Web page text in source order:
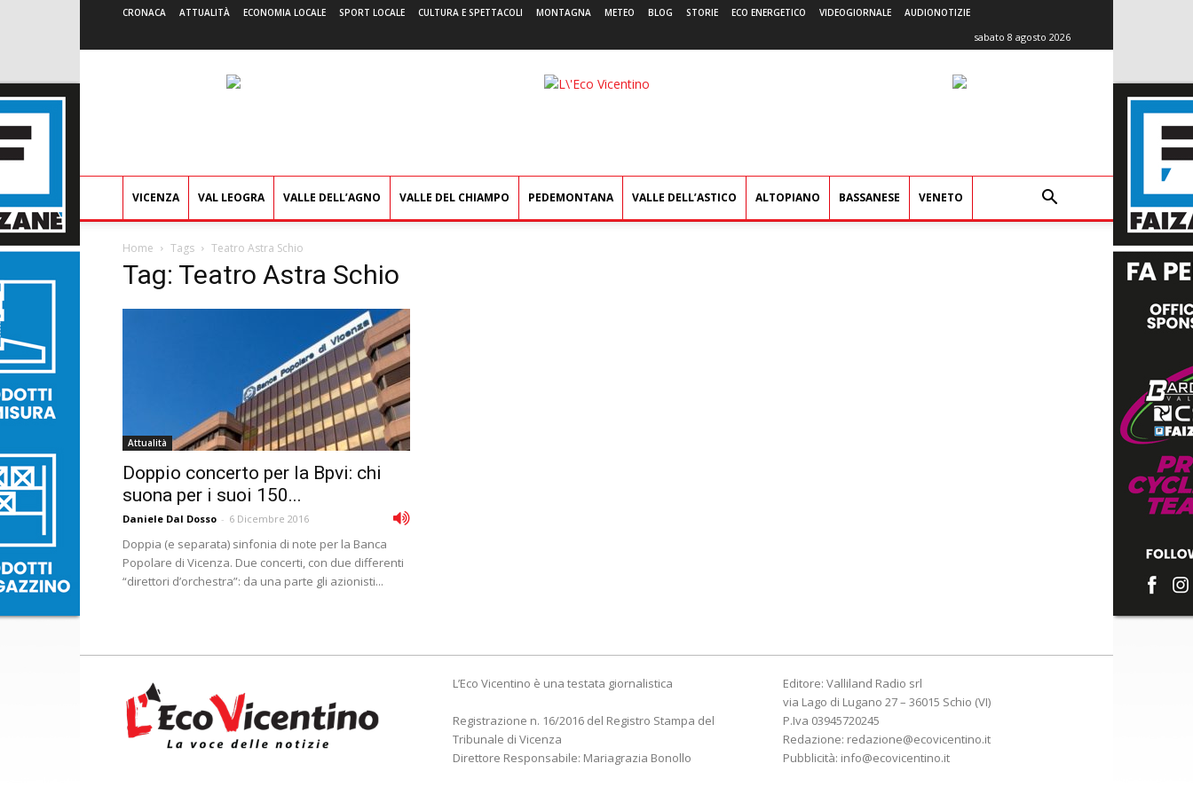
CRONACA ATTUALITÀ ECONOMIA LOCALE SPORT LOCALE CULTURA E SPETTACOLI MONTAGNA METEO BLOG STORIE ECO ENERGETICO VIDEOGIORNALE AUDIONOTIZIE
sabato 8 agosto 2026
L'Eco
VICENZA VAL LEOGRA VALLE DELL’AGNO VALLE DEL CHIAMPO PEDEMONTANA VALLE DELL’ASTICO ALTOPIANO BASSANESE VENETO
Home Tags Teatro Astra Schio
Tag: Teatro Astra Schio
Attualità
Doppio concerto per la Bpvi: chi
suona per i suoi 150...
Daniele Dal Dosso - 6 Dicembre 2016
Doppia (e separata) sinfonia di note per la Banca
Popolare di Vicenza. Due concerti, con due differenti
“direttori d’orchestra”: da una parte gli azionisti...
L’Eco Vicentino è una testata giornalistica
Registrazione n. 16/2016 del Registro Stampa del
Tribunale di Vicenza
Direttore Responsabile: Mariagrazia Bonollo
Editore: Valliland Radio srl
via Lago di Lugano 27 – 36015 Schio (VI)
P.Iva 03945720245
Redazione: redazione@ecovicentino.it
Pubblicità: info@ecovicentino.it